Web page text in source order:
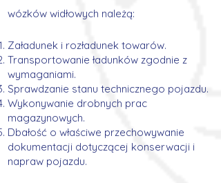
wózków widłowych należą:
Załadunek i rozładunek towarów.
Transportowanie ładunków zgodnie z
wymaganiami.
Sprawdzanie stanu technicznego pojazdu.
Wykonywanie drobnych prac
magazynowych.
Dbałość o właściwe przechowywanie
dokumentacji dotyczącej konserwacji i
napraw pojazdu.